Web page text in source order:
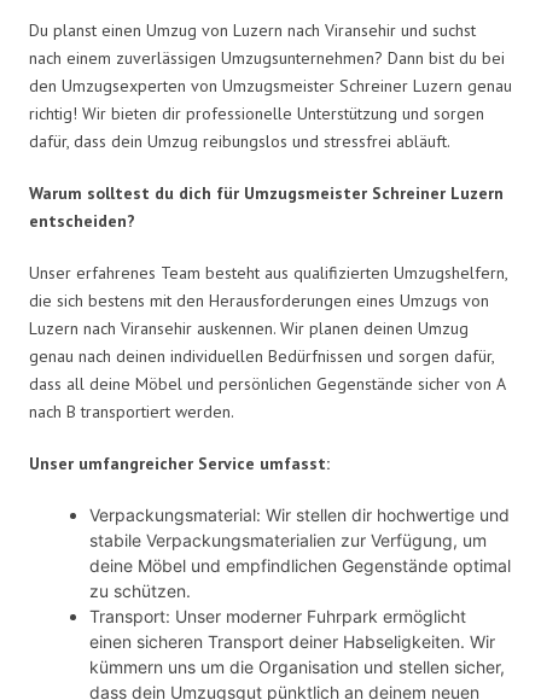
Du planst einen Umzug von Luzern nach Viransehir und suchst
nach einem zuverlässigen Umzugsunternehmen? Dann bist du bei
den Umzugsexperten von Umzugsmeister Schreiner Luzern genau
richtig! Wir bieten dir professionelle Unterstützung und sorgen
dafür, dass dein Umzug reibungslos und stressfrei abläuft.
Warum solltest du dich für Umzugsmeister Schreiner Luzern
entscheiden?
Unser erfahrenes Team besteht aus qualifizierten Umzugshelfern,
die sich bestens mit den Herausforderungen eines Umzugs von
Luzern nach Viransehir auskennen. Wir planen deinen Umzug
genau nach deinen individuellen Bedürfnissen und sorgen dafür,
dass all deine Möbel und persönlichen Gegenstände sicher von A
nach B transportiert werden.
Unser umfangreicher Service umfasst:
Verpackungsmaterial: Wir stellen dir hochwertige und
stabile Verpackungsmaterialien zur Verfügung, um
deine Möbel und empfindlichen Gegenstände optimal
zu schützen.
Transport: Unser moderner Fuhrpark ermöglicht
einen sicheren Transport deiner Habseligkeiten. Wir
kümmern uns um die Organisation und stellen sicher,
dass dein Umzugsgut pünktlich an deinem neuen